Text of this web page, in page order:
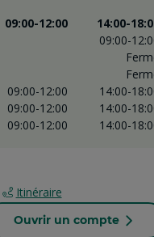
09:00-12:00
14:00-
09:00-
09:00-12:00
14:00-
09:00-12:00
14:00-
09:00-12:00 14:00-
Itinéraire
Ouvrir un compte